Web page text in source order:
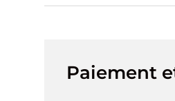
Paiement